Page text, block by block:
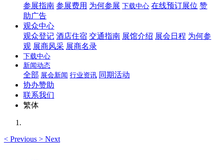
参展指南 参展费用 为何参展 下载中心 在线预订展位 赞
助广告
观众中心
观众登记 酒店住宿 交通指南 展馆介绍 展会日程 为何参
观 展商风采 展商名录
下载中心
新闻动态
全部 展会新闻 行业资讯 同期活动
协办赞助
联系我们
繁体
< Previous > Next